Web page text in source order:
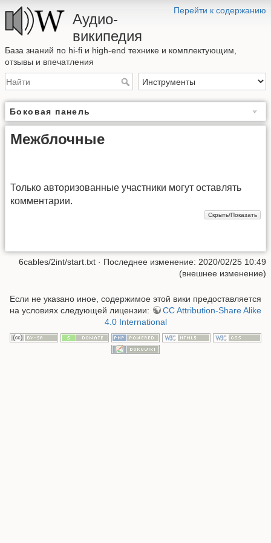
Перейти к содержанию
Аудио-
википедия
База знаний по hi-fi и high-end технике и комплектующим,
отзывы и впечатления
Боковая панель
Межблочные
Только авторизованные участники могут оставлять
комментарии.
6cables/2int/start.txt · Последнее изменение: 2020/02/25 10:49
(внешнее изменение)
Если не указано иное, содержимое этой вики предоставляется
на условиях следующей лицензии:
CC Attribution-Share Alike
4.0 International